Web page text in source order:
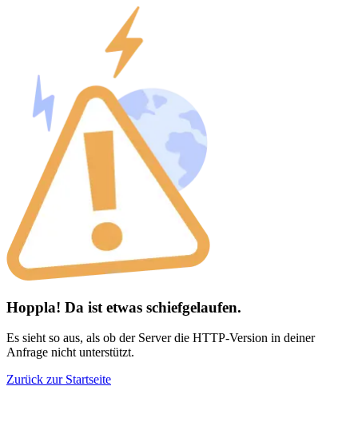
Hoppla! Da ist etwas schiefgelaufen.
Es sieht so aus, als ob der Server die HTTP-Version in deiner
Anfrage nicht unterstützt.
Zurück zur Startseite